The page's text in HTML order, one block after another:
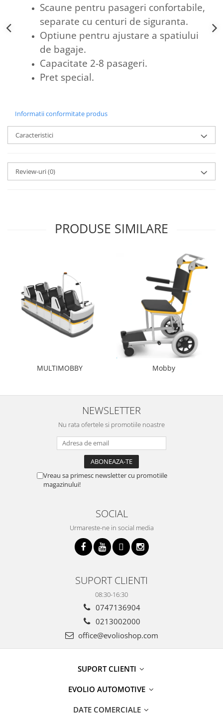
Scaune pentru pasageri confortabile,
separate cu centuri de siguranta.
Optiune pentru ajustare a spatiului
de bagaje.
Capacitate 2-8 pasageri.
Pret special.
Informatii conformitate produs
Caracteristici
Review-uri(0)
PRODUSE SIMILARE
MULTIMOBBY Mobby
NEWSLETTER
Nu rata ofertele si promotiile noastre
Vreau sa primesc newsletter cu promotiile
magazinului!
SOCIAL
Urmareste-ne in social media
SUPORT CLIENTI
08:30-16:30
0747136904
0213002000
office@evolioshop.com
SUPORT CLIENTI
EVOLIO AUTOMOTIVE
DATE COMERCIALE